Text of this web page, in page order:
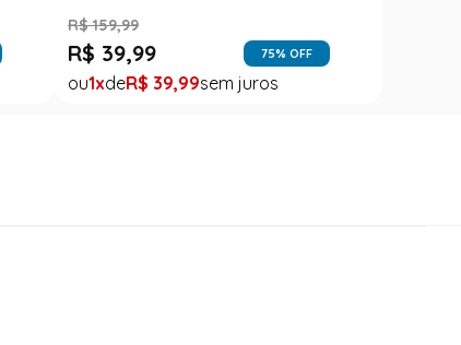
R$ 159,99
R$ 39,99 75% OFF
1 R$ 39,99